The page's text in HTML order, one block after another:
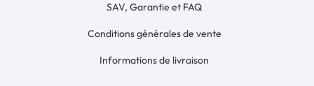
SAV, Garantie et FAQ
Conditions générales de vente
Informations de livraison